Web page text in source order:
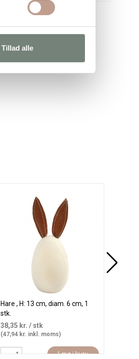
Tillad alle
Hare , H: 13 cm, diam. 6 cm, 1
stk.
38,35 kr. / stk
(47,94 kr. inkl. moms)
Læg i kurv